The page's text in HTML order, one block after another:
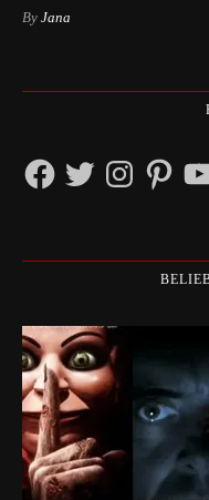
By Jana
FacebookTwitterInstagramPinterest